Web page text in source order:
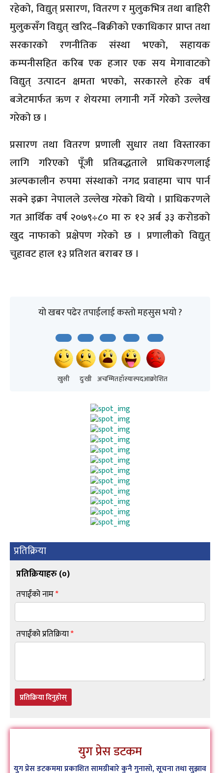
रहेको, विद्युत् प्रसारण, वितरण र मुलुकभित्र तथा बाहिरी
मुलुकसँग विद्युत् खरिद–बिक्रीको एकाधिकार प्राप्त तथा
सरकारको रणनीतिक संस्था भएको, सहायक
कम्पनीसहित करिब एक हजार एक सय मेगावाटको
विद्युत् उत्पादन क्षमता भएको, सरकारले हरेक वर्ष
बजेटमार्फत ऋण र शेयरमा लगानी गर्ने गरेको उल्लेख
गरेको छ ।
प्रसारण तथा वितरण प्रणाली सुधार तथा विस्तारका
लागि गरिएको पूँजी प्रतिबद्धताले प्राधिकरणलाई
अल्पकालीन रुपमा संस्थाको नगद प्रवाहमा चाप पार्न
सक्ने इक्रा नेपालले उल्लेख गरेको थियो । प्राधिकरणले
गत आर्थिक वर्ष २०७९÷८० मा रु १२ अर्ब ३३ करोडको
खुद नाफाको प्रक्षेपण गरेको छ । प्रणालीको विद्युत्
चुहावट हाल १३ प्रतिशत बराबर छ ।
यो खबर पढेर तपाईलाई कस्तो महसुस भयो ?
खुसी दुःखी अचम्मितहाँस्यास्पदआक्रोशित
प्रतिक्रिया
प्रतिक्रियाहरु (०)
तपाईंको नाम*
तपाईंको प्रतिक्रिया*
प्रतिक्रिया दिनुहोस्
युग प्रेस डटकम
युग प्रेस डटकममा प्रकाशित सामग्रीबारे कुनै गुनासो, सूचना तथा सुझाव